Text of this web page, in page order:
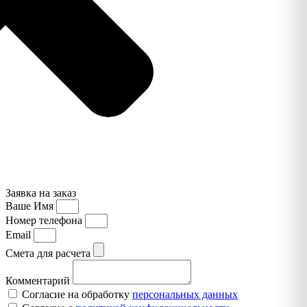
Заявка на заказ
Ваше Имя
Номер телефона
Email
Смета для расчета
Комментарий
Согласие на обработку персональных данных